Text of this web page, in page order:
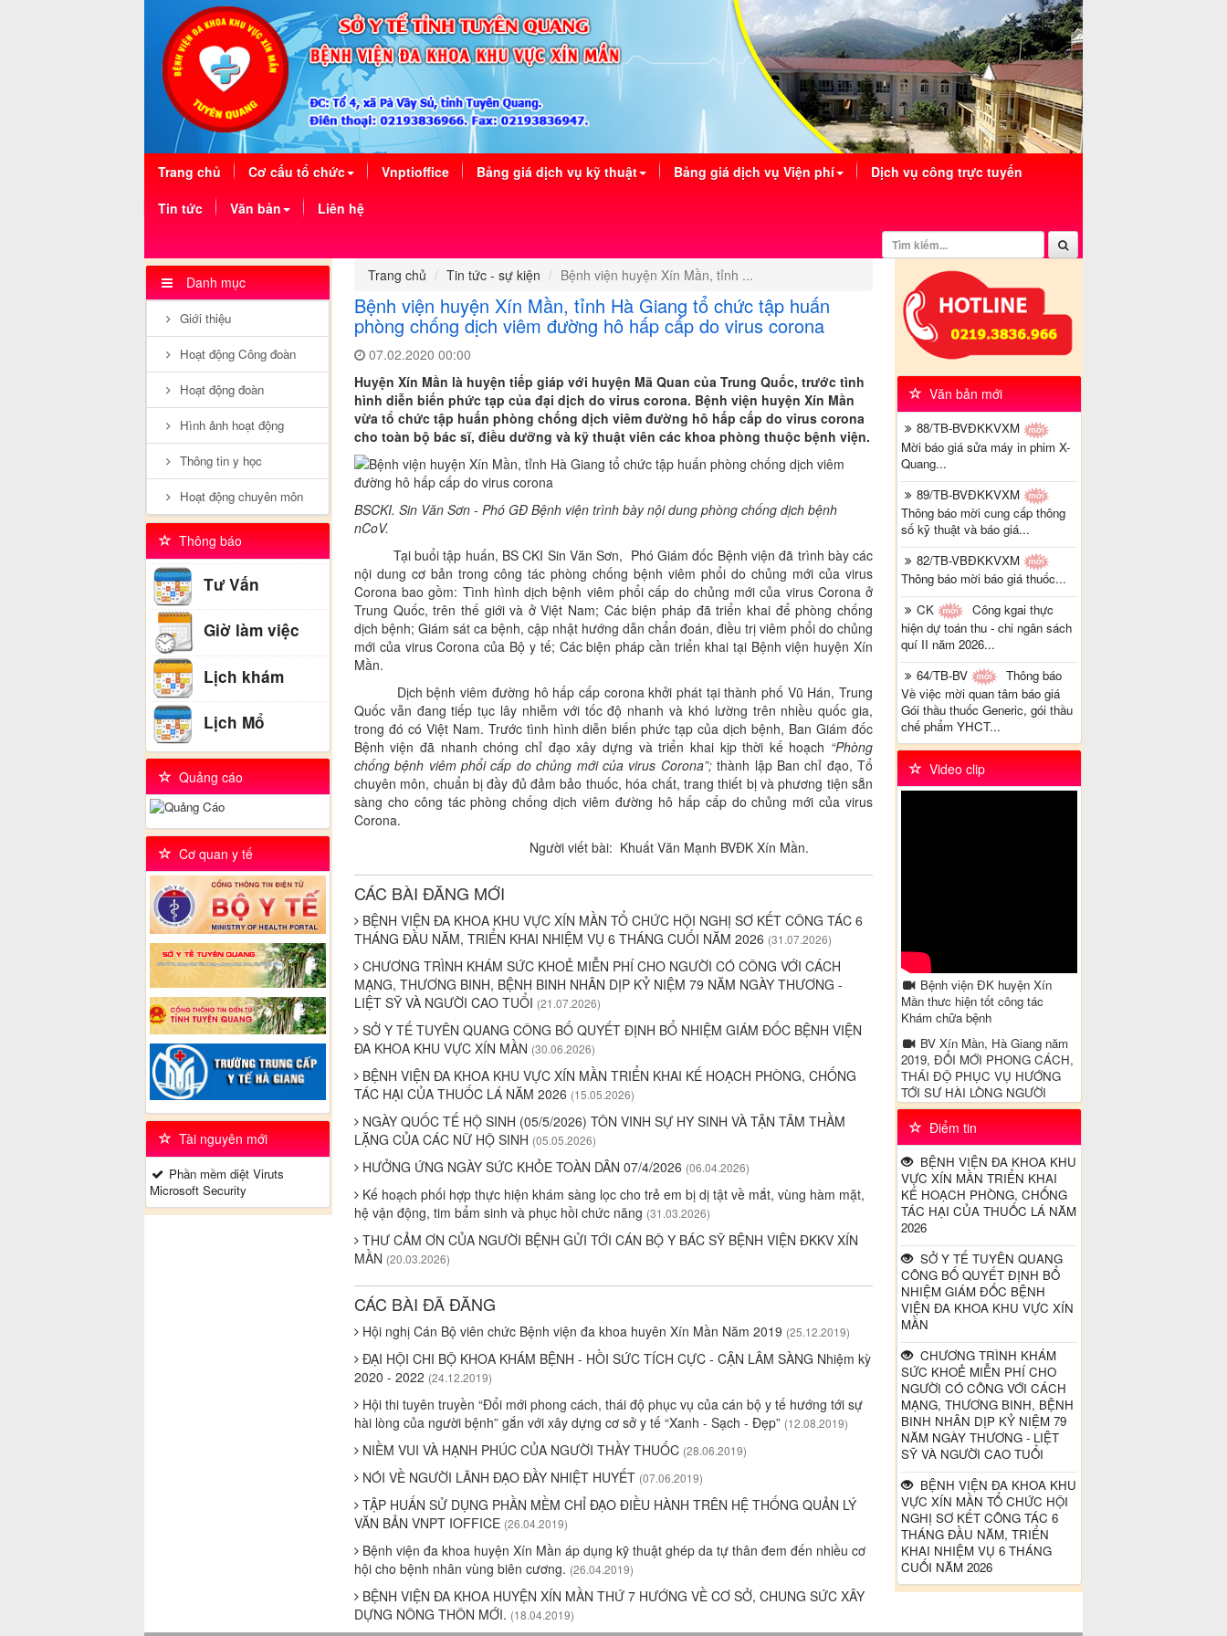
Trang chủ (current)
Cơ cấu tổ chức Vnptioffice Bảng giá dịch vụ kỹ thuật Bảng giá dịch vụ Viện phí
Dịch vụ công trực tuyến
Tin tức
Văn bản Liên hệ
Danh mục
Giới thiệu
Hoạt động Công đoàn
Hoạt động đoàn
Hình ảnh hoạt động
Thông tin y học
Hoạt động chuyên môn
Thông báo
Tư Vấn
Giờ làm việc
Lịch khám
Lịch Mổ
Quảng cáo
Cơ quan y tế
Tài nguyên mới
Phần mềm diệt Viruts
Microsoft Security
Trang chủ Tin tức - sự kiện Bệnh viện huyện Xín Mần, tỉnh ...
Bệnh viện huyện Xín Mần, tỉnh Hà Giang tổ chức tập huấn
phòng chống dịch viêm đường hô hấp cấp do virus corona
07.02.2020 00:00
Huyện Xín Mần là huyện tiếp giáp với huyện Mã Quan của Trung Quốc, trước tình
hình diễn biến phức tạp của đại dịch do virus corona. Bệnh viện huyện Xín Mần
vừa tổ chức tập huấn phòng chống dịch viêm đường hô hấp cấp do virus corona
cho toàn bộ bác sĩ, điều dưỡng và kỹ thuật viên các khoa phòng thuộc bệnh viện.
BSCKI. Sin Văn Sơn - Phó GĐ Bệnh viện trình bày nội dung phòng chống dịch bệnh
nCoV.
Tại buổi tập huấn, BS CKI Sin Văn Sơn, Phó Giám đốc Bệnh viện đã trình bày các
nội dung cơ bản trong công tác phòng chống bệnh viêm phổi do chủng mới của virus
Corona bao gồm: Tình hình dịch bệnh viêm phổi cấp do chủng mới của virus Corona ở
Trung Quốc, trên thế giới và ở Việt Nam; Các biện pháp đã triển khai để phòng chống
dịch bệnh; Giám sát ca bệnh, cập nhật hướng dẫn chẩn đoán, điều trị viêm phổi do chủng
mới của virus Corona của Bộ y tế; Các biện pháp cần triển khai tại Bệnh viện huyện Xín
Mần.
Dịch bệnh viêm đường hô hấp cấp corona khởi phát tại thành phố Vũ Hán, Trung
Quốc vẫn đang tiếp tục lây nhiễm với tốc độ nhanh và khó lường trên nhiều quốc gia,
trong đó có Việt Nam. Trước tình hình diễn biến phức tạp của dịch bệnh, Ban Giám đốc
Bệnh viện đã nhanh chóng chỉ đạo xây dựng và triển khai kịp thời kế hoạch “Phòng
chống bệnh viêm phổi cấp do chủng mới của virus Corona”;thành lập Ban chỉ đạo, Tổ
chuyên môn, chuẩn bị đầy đủ đảm bảo thuốc, hóa chất, trang thiết bị và phương tiện sẵn
sàng cho công tác phòng chống dịch viêm đường hô hấp cấp do chủng mới của virus
Corona.
Người viết bài: Khuất Văn Mạnh BVĐK Xín Mần.
CÁC BÀI ĐĂNG MỚI
BỆNH VIỆN ĐA KHOA KHU VỰC XÍN MẦN TỔ CHỨC HỘI NGHỊ SƠ KẾT CÔNG TÁC 6
THÁNG ĐẦU NĂM, TRIỂN KHAI NHIỆM VỤ 6 THÁNG CUỐI NĂM 2026 (31.07.2026)
CHƯƠNG TRÌNH KHÁM SỨC KHOẺ MIỄN PHÍ CHO NGƯỜI CÓ CÔNG VỚI CÁCH
MẠNG, THƯƠNG BINH, BỆNH BINH NHÂN DỊP KỶ NIỆM 79 NĂM NGÀY THƯƠNG -
LIỆT SỸ VÀ NGƯỜI CAO TUỔI (21.07.2026)
SỞ Y TẾ TUYÊN QUANG CÔNG BỐ QUYẾT ĐỊNH BỔ NHIỆM GIÁM ĐỐC BỆNH VIỆN
ĐA KHOA KHU VỰC XÍN MẦN (30.06.2026)
BỆNH VIỆN ĐA KHOA KHU VỰC XÍN MẦN TRIỂN KHAI KẾ HOẠCH PHÒNG, CHỐNG
TÁC HẠI CỦA THUỐC LÁ NĂM 2026 (15.05.2026)
NGÀY QUỐC TẾ HỘ SINH (05/5/2026) TÔN VINH SỰ HY SINH VÀ TẬN TÂM THẦM
LẶNG CỦA CÁC NỮ HỘ SINH (05.05.2026)
HƯỞNG ỨNG NGÀY SỨC KHỎE TOÀN DÂN 07/4/2026 (06.04.2026)
Kế hoạch phối hợp thực hiện khám sàng lọc cho trẻ em bị dị tật về mắt, vùng hàm mặt,
hệ vận động, tim bẩm sinh và phục hồi chức năng (31.03.2026)
THƯ CẢM ƠN CỦA NGƯỜI BỆNH GỬI TỚI CÁN BỘ Y BÁC SỸ BỆNH VIỆN ĐKKV XÍN
MẦN (20.03.2026)
CÁC BÀI ĐÃ ĐĂNG
Hội nghị Cán Bộ viên chức Bệnh viện đa khoa huyên Xín Mần Năm 2019 (25.12.2019)
ĐẠI HỘI CHI BỘ KHOA KHÁM BỆNH - HỒI SỨC TÍCH CỰC - CẬN LÂM SÀNG Nhiệm kỳ
2020 - 2022 (24.12.2019)
Hội thi tuyên truyền “Đổi mới phong cách, thái độ phục vụ của cán bộ y tế hướng tới sự
hài lòng của người bệnh” gắn với xây dựng cơ sở y tế “Xanh - Sạch - Đẹp” (12.08.2019)
NIỀM VUI VÀ HẠNH PHÚC CỦA NGƯỜI THẦY THUỐC (28.06.2019)
NÓI VỀ NGƯỜI LÃNH ĐẠO ĐẦY NHIỆT HUYẾT (07.06.2019)
TẬP HUẤN SỬ DỤNG PHẦN MỀM CHỈ ĐẠO ĐIỀU HÀNH TRÊN HỆ THỐNG QUẢN LÝ
VĂN BẢN VNPT IOFFICE (26.04.2019)
Bệnh viện đa khoa huyện Xín Mần áp dụng kỹ thuật ghép da tự thân đem đến nhiều cơ
hội cho bệnh nhân vùng biên cương. (26.04.2019)
BỆNH VIỆN ĐA KHOA HUYỆN XÍN MẦN THỨ 7 HƯỚNG VỀ CƠ SỞ, CHUNG SỨC XÂY
DỰNG NÔNG THÔN MỚI. (18.04.2019)
Văn bản mới
88/TB-BVĐKKVXM
Mời báo giá sửa máy in phim X-
Quang...
89/TB-BVĐKKVXM
Thông báo mời cung cấp thông
số kỹ thuật và báo giá...
82/TB-VBĐKKVXM
Thông báo mời báo giá thuốc...
CK
Công kgai thực
hiện dự toán thu - chi ngân sách
quí II năm 2026...
64/TB-BV
Thông báo
Về việc mời quan tâm báo giá
Gói thầu thuốc Generic, gói thầu
chế phẩm YHCT...
Video clip
Bệnh viện ĐK huyện Xín
Mần thưc hiện tốt công tác
Khám chữa bệnh
BV Xín Mần, Hà Giang năm
2019, ĐỔI MỚI PHONG CÁCH,
THÁI ĐỘ PHỤC VỤ HƯỚNG
TỚI SỰ HÀI LÒNG NGƯỜI
BỆNH
20 ca khúc hát về Hà Giang
Chăm sóc tre sơ sinh
Video truyền thông về bệnh
tăng huyết áp - Tại khoa Nội TH
- Bệnh viện đa khoa Xín Mần
Đường dây nong - Bộ Y tế
Điểm tin
BỆNH VIỆN ĐA KHOA KHU
VỰC XÍN MẦN TRIỂN KHAI
KẾ HOẠCH PHÒNG, CHỐNG
TÁC HẠI CỦA THUỐC LÁ NĂM
2026
SỞ Y TẾ TUYÊN QUANG
CÔNG BỐ QUYẾT ĐỊNH BỔ
NHIỆM GIÁM ĐỐC BỆNH
VIỆN ĐA KHOA KHU VỰC XÍN
MẦN
CHƯƠNG TRÌNH KHÁM
SỨC KHOẺ MIỄN PHÍ CHO
NGƯỜI CÓ CÔNG VỚI CÁCH
MẠNG, THƯƠNG BINH, BỆNH
BINH NHÂN DỊP KỶ NIỆM 79
NĂM NGÀY THƯƠNG - LIỆT
SỸ VÀ NGƯỜI CAO TUỔI
BỆNH VIỆN ĐA KHOA KHU
VỰC XÍN MẦN TỔ CHỨC HỘI
NGHỊ SƠ KẾT CÔNG TÁC 6
THÁNG ĐẦU NĂM, TRIỂN
KHAI NHIỆM VỤ 6 THÁNG
CUỐI NĂM 2026